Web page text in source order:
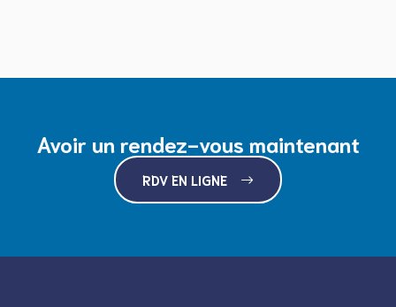
Avoir un rendez-vous maintenant
RDV EN LIGNE